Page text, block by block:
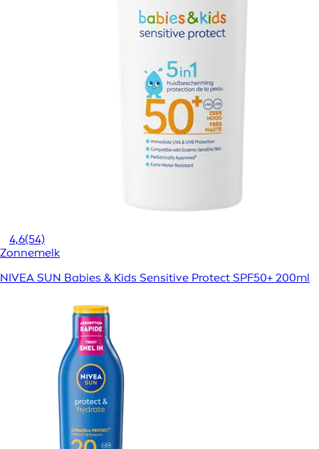
4,6(54)
Zonnemelk
NIVEA SUN Babies & Kids Sensitive Protect SPF50+ 200ml